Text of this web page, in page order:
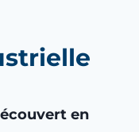
en